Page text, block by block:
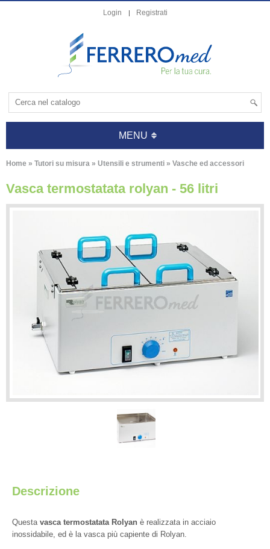
Login Registrati
MENU
Home » Tutori su misura » Utensili e strumenti » Vasche ed accessori
Vasca termostatata rolyan - 56 litri
Descrizione
Questa vasca termostatata Rolyan è realizzata in acciaio
inossidabile, ed è la vasca più capiente di Rolyan.